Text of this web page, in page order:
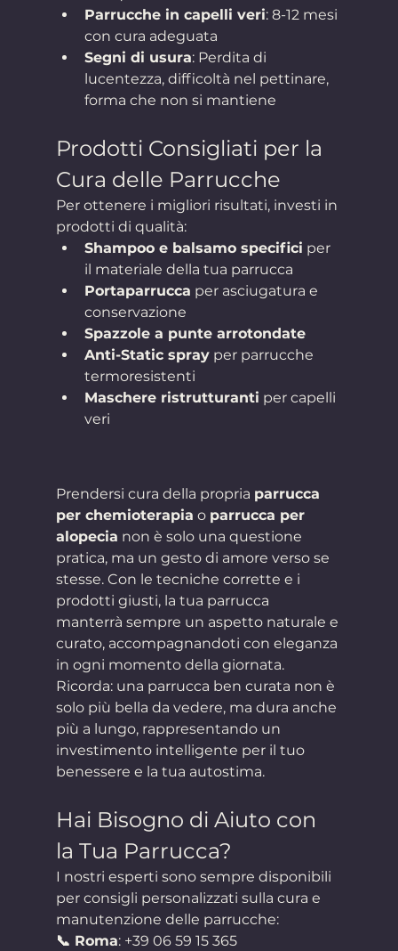
Parrucche in capelli veri: 8-12 mesi
con cura adeguata
Segni di usura: Perdita di
lucentezza, difficoltà nel pettinare,
forma che non si mantiene
Prodotti Consigliati per la
Cura delle Parrucche
Per ottenere i migliori risultati, investi in
prodotti di qualità:
Shampoo e balsamo specifici per
il materiale della tua parrucca
Portaparrucca per asciugatura e
conservazione
Spazzole a punte arrotondate
Anti-Static spray per parrucche
termoresistenti
Maschere ristrutturanti per capelli
veri
Prendersi cura della propria parrucca
per chemioterapia o parrucca per
alopecia non è solo una questione
pratica, ma un gesto di amore verso se
stesse. Con le tecniche corrette e i
prodotti giusti, la tua parrucca
manterrà sempre un aspetto naturale e
curato, accompagnandoti con eleganza
in ogni momento della giornata.
Ricorda: una parrucca ben curata non è
solo più bella da vedere, ma dura anche
più a lungo, rappresentando un
investimento intelligente per il tuo
benessere e la tua autostima.
Hai Bisogno di Aiuto con
la Tua Parrucca?
I nostri esperti sono sempre disponibili
per consigli personalizzati sulla cura e
manutenzione delle parrucche:
📞 Roma: +39 06 59 15 365